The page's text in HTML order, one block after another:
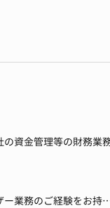
きます
務経理のプロフェッシ
の資金管理等の財務業
面においても財務業務
幅広いスキルアップに
ー業務のご経験をお持